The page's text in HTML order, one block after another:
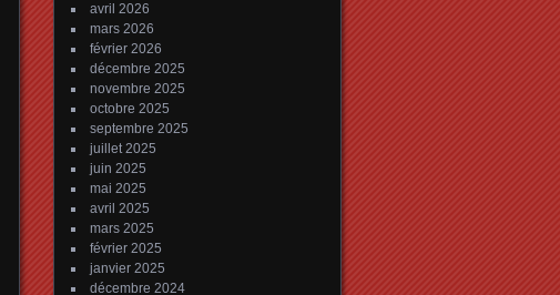
avril 2026
mars 2026
février 2026
décembre 2025
novembre 2025
octobre 2025
septembre 2025
juillet 2025
juin 2025
mai 2025
avril 2025
mars 2025
février 2025
janvier 2025
décembre 2024